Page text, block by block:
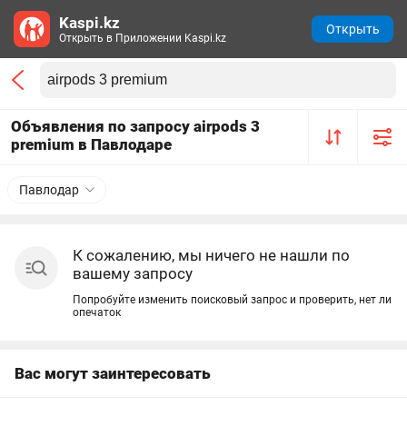
Объявления по запросу airpods 3
premium в Павлодаре
Павлодар
К сожалению, мы ничего не нашли по
вашему запросу
Попробуйте изменить поисковый запрос и проверить, нет ли
опечаток
Вас могут заинтересовать
Kaspi.kz
Открыть в Приложении Kaspi.kz
Открыть